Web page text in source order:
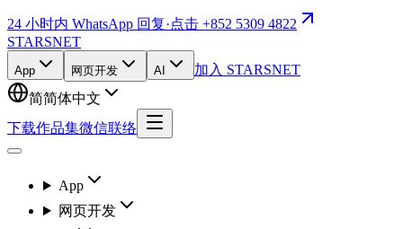
24 小时内 WhatsApp 回复·点击 +852 5309 4822
STARSNET
App 网页开发 AI
加入 STARSNET
简简体中文
下载作品集微信联络
App
网页开发